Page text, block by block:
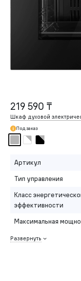
219 590 ₸
Шкаф духовой
Под заказ
Артикул
Тип управления
Класс
эффективности
Максимальная
Развернуть